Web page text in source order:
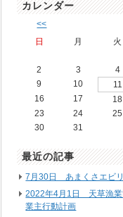
カレンダー
<<
日 月 火
2
3 4
9
10 11
16
17 18
23
24 25
30
31
最近の記事
7月30日 あまくさエビ
2022年4月1日 天草漁
業主行動計画